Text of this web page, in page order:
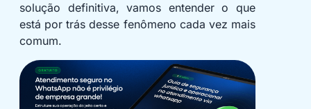
solução definitiva, vamos entender o que
está por trás desse fenômeno cada vez mais
comum.